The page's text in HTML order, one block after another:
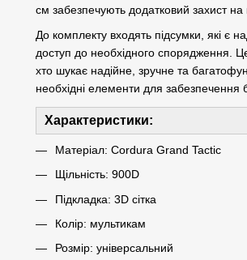
см забезпечують додатковий захист на
До комплекту входять підсумки, які є
доступ до необхідного спорядження.
хто шукає надійне, зручне та
необхідні елементи для забезпечення
Характеристики:
Матеріал: Cordura Grand Tactic
Щільність: 900D
Підкладка: 3D сітка
Колір: мультикам
Розмір: універсальний